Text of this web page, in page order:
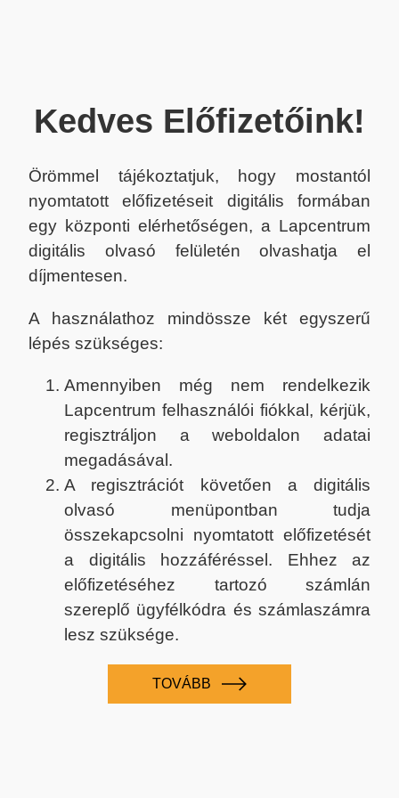
Kedves Előfizetőink!
Örömmel tájékoztatjuk, hogy mostantól
nyomtatott előfizetéseit digitális formában
egy központi elérhetőségen, a Lapcentrum
digitális olvasó felületén olvashatja el
díjmentesen.
A használathoz mindössze két egyszerű
lépés szükséges:
Amennyiben még nem rendelkezik
Lapcentrum felhasználói fiókkal, kérjük,
regisztráljon a weboldalon adatai
megadásával.
A regisztrációt követően a digitális
olvasó menüpontban tudja
összekapcsolni nyomtatott előfizetését
a digitális hozzáféréssel. Ehhez az
előfizetéséhez tartozó számlán
szereplő ügyfélkódra és számlaszámra
lesz szüksége.
TOVÁBB